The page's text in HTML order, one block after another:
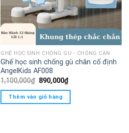
GHẾ HỌC SINH CHỐNG GÙ - CHỐNG CẬN
Ghế học sinh chống gù chân cố định
AngelKids AF008
1,100,000₫ Giá
là:
1,100,000₫.
890,000₫Giá
hiện
Thêm vào giỏ hàng